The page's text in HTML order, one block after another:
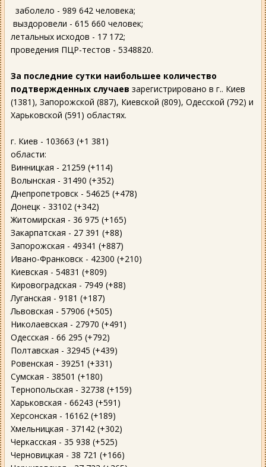
заболело - 989 642 человека;
выздоровели - 615 660 человек;
летальных исходов - 17 172;
проведения ПЦР-тестов - 5348820.
За последние сутки наибольшее количество
подтвержденных случаев зарегистрировано в г.. Киев
(1381), Запорожской (887), Киевской (809), Одесской (792) и
Харьковской (591) областях.
г. Киев - 103663 (+1 381)
области:
Винницкая - 21259 (+114)
Волынская - 31490 (+352)
Днепропетровск - 54625 (+478)
Донецк - 33102 (+342)
Житомирская - 36 975 (+165)
Закарпатская - 27 391 (+88)
Запорожская - 49341 (+887)
Ивано-Франковск - 42300 (+210)
Киевская - 54831 (+809)
Кировоградская - 7949 (+88)
Луганская - 9181 (+187)
Львовская - 57906 (+505)
Николаевская - 27970 (+491)
Одесская - 66 295 (+792)
Полтавская - 32945 (+439)
Ровенская - 39251 (+331)
Сумская - 38501 (+180)
Тернопольская - 32738 (+159)
Харьковская - 66243 (+591)
Херсонская - 16162 (+189)
Хмельницкая - 37142 (+302)
Черкасская - 35 938 (+525)
Черновицкая - 38 721 (+166)